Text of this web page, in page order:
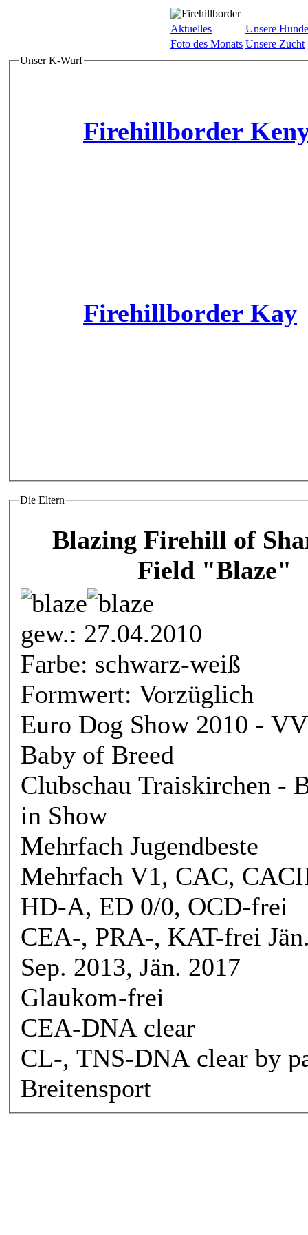
Aktuelles
Unsere Hunde
Foto des Monats Unsere Zucht
Unser K-Wurf
Firehillborder
Firehillborder Kay
Die Eltern
Blazing Firehill of
Field "Blaze"
gew.: 27.04.2010
Farbe: schwarz-weiß
Formwert: Vorzüglich
Euro Dog Show 2010 -
Baby of Breed
Clubschau Traiskirchen -
in Show
Mehrfach Jugendbeste
Mehrfach V1, CAC,
HD-A, ED 0/0, OCD-frei
CEA-, PRA-, KAT-frei
Sep. 2013, Jän. 2017
Glaukom-frei
CEA-DNA clear
CL-, TNS-DNA clear by
Breitensport